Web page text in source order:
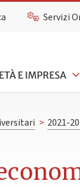
Servizi
E IMPRESA
> 2021-